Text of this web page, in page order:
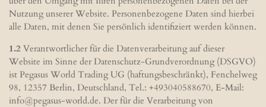
Nutzung unserer Website. Personenbezogene Daten sind hierbei
alle Daten, mit denen Sie persönlich identifiziert werden können.
1.2 Verantwortlicher für die Datenverarbeitung auf dieser
Website im Sinne der Datenschutz-Grundverordnung (DSGVO)
ist Pegasus World Trading UG (haftungsbeschränkt), Fenchelweg
98, 12357 Berlin, Deutschland, Tel.: +493040588670, E-Mail:
info@pegasus-world.de. Der für die Verarbeitung von